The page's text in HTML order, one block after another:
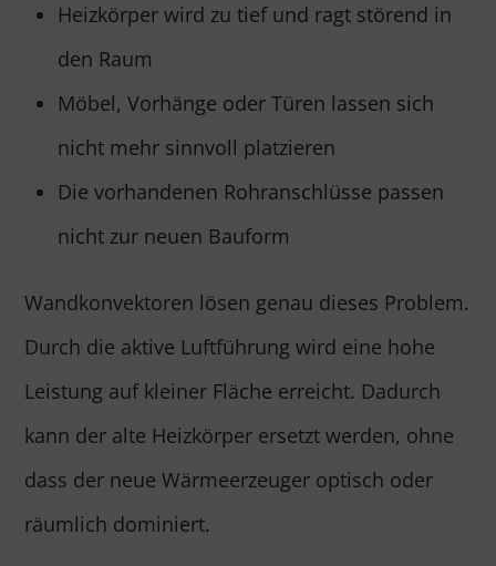
Heizkörper wird zu tief und ragt störend in
den Raum
Möbel, Vorhänge oder Türen lassen sich
nicht mehr sinnvoll platzieren
Die vorhandenen Rohranschlüsse passen
nicht zur neuen Bauform
Wandkonvektoren lösen genau dieses Problem.
Durch die aktive Luftführung wird eine hohe
Leistung auf kleiner Fläche erreicht. Dadurch
kann der alte Heizkörper ersetzt werden, ohne
dass der neue Wärmeerzeuger optisch oder
räumlich dominiert.